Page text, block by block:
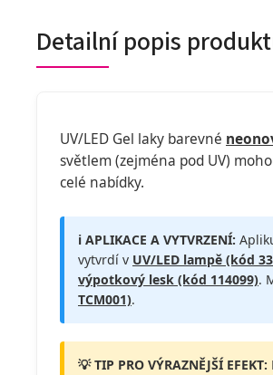
Detailní popis
UV/LED Gel laky barevné
světlem (zejména pod UV)
celé nabídky.
ℹ️ APLIKACE A VYTVRZENÍ:
vytvrdí v UV/LED lampě (kód
výpotkový lesk (kód 114099).
TCM001).
💡 TIP PRO VÝRAZNĚJŠÍ EFEKT: